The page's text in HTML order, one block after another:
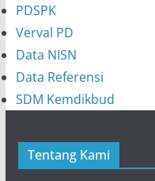
PDSPK
Verval PD
Data NISN
Data Referensi
SDM Kemdikbud
Tentang Kami